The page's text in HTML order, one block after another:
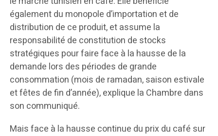
également du monopole d’importation et de
distribution de ce produit, et assume la
responsabilité de constitution de stocks
stratégiques pour faire face à la hausse de la
demande lors des périodes de grande
consommation (mois de ramadan, saison estivale
et fêtes de fin d’année), explique la Chambre dans
son communiqué.
Mais face à la hausse continue du prix du café sur